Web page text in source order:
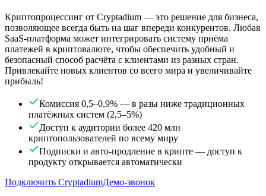
Криптопроцессинг от Cryptadium — это решение для бизнеса,
позволяющее всегда быть на шаг впереди конкурентов. Любая
SaaS-платформа может интегрировать систему приёма
платежей в криптовалюте, чтобы обеспечить удобный и
безопасный способ расчёта с клиентами из разных стран.
Привлекайте новых клиентов со всего мира и увеличивайте
прибыль!
Комиссия 0,5–0,9% — в разы ниже традиционных
платёжных систем (2,5–5%)
Доступ к аудитории более 420 млн
криптопользователей по всему миру
Подписки и авто-продление в крипте — доступ к
продукту открывается автоматически
Подключить CryptadiumДемо-звонок